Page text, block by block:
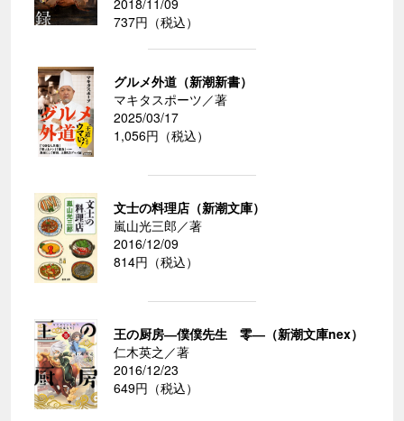
737円（税込）
グルメ外道（新潮新書）
マキタスポーツ／著
2025/03/17
1,056円（税込）
文士の料理店（新潮文庫）
嵐山光三郎／著
2016/12/09
814円（税込）
王の厨房―僕僕先生 零―（新潮文庫nex）
仁木英之／著
2016/12/23
649円（税込）